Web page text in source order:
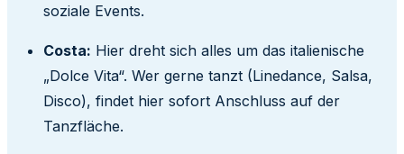
soziale Events.
Costa: Hier dreht sich alles um das italienische
„Dolce Vita“. Wer gerne tanzt (Linedance, Salsa,
Disco), findet hier sofort Anschluss auf der
Tanzfläche.